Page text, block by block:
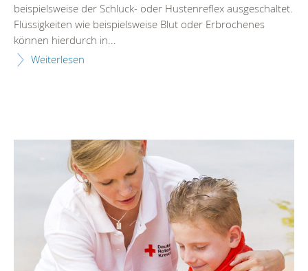
beispielsweise der Schluck- oder Hustenreflex ausgeschaltet.
Flüssigkeiten wie beispielsweise Blut oder Erbrochenes
können hierdurch in...
Weiterlesen